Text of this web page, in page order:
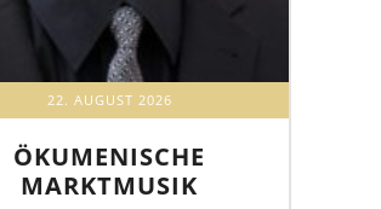
22. AUGUST 2026
ÖKUMENISCHE
MARKTMUSIK